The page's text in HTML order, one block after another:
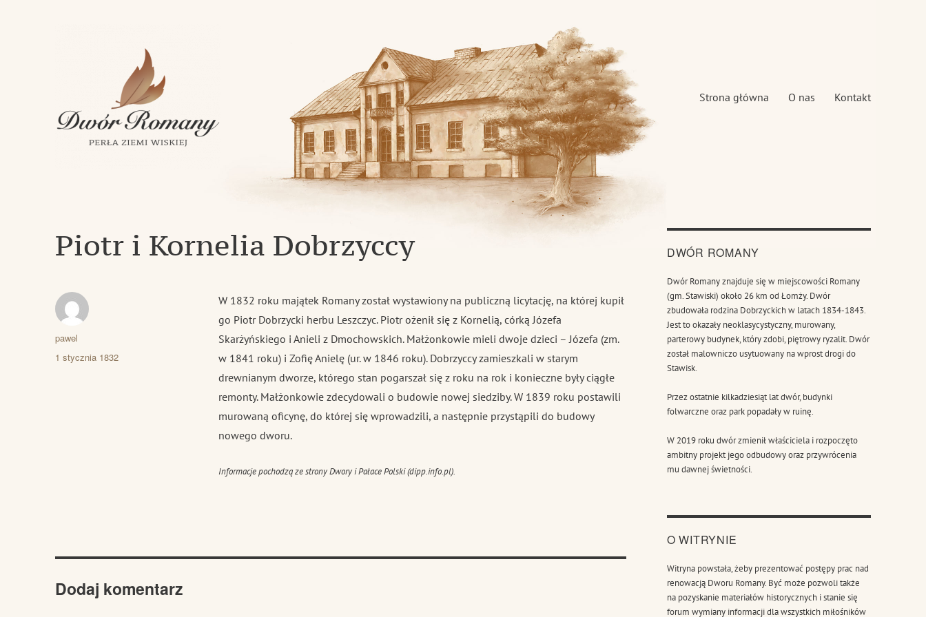
Dwór Romany – Perła Ziemi Wiskiej
Klasycystyczny dwór z 1843 roku w miejscowości Romany
Strona główna O nas Kontakt
Piotr i Kornelia Dobrzyccy
W 1832 roku majątek Romany został wystawiony na publiczną licytację, na której kupił
go Piotr Dobrzycki herbu Leszczyc. Piotr ożenił się z Kornelią, córką Józefa
Skarżyńskiego i Anieli z Dmochowskich. Małżonkowie mieli dwoje dzieci – Józefa (zm.
w 1841 roku) i Zofię Anielę (ur. w 1846 roku). Dobrzyccy zamieszkali w starym
drewnianym dworze, którego stan pogarszał się z roku na rok i konieczne były ciągłe
remonty. Małżonkowie zdecydowali o budowie nowej siedziby. W 1839 roku postawili
murowaną oficynę, do której się wprowadzili, a następnie przystąpili do budowy
nowego dworu.
Informacje pochodzą ze strony Dwory i Pałace Polski (dipp.info.pl).
Autor
pawel
Data
1 stycznia 1832
Dodaj komentarz
DWÓR ROMANY
Dwór Romany znajduje się w miejscowości Romany
(gm. Stawiski) około 26 km od Łomży. Dwór
zbudowała rodzina Dobrzyckich w latach 1834-1843.
Jest to okazały neoklasycystyczny, murowany,
parterowy budynek, który zdobi, piętrowy ryzalit. Dwór
został malowniczo usytuowany na wprost drogi do
Stawisk.
Przez ostatnie kilkadziesiąt lat dwór, budynki
folwarczne oraz park popadały w ruinę.
W 2019 roku dwór zmienił właściciela i rozpoczęto
ambitny projekt jego odbudowy oraz przywrócenia
mu dawnej świetności.
O WITRYNIE
Witryna powstała, żeby prezentować postępy prac nad
renowacją Dworu Romany. Być może pozwoli także
na pozyskanie materiałów historycznych i stanie się
forum wymiany informacji dla wszystkich miłośników